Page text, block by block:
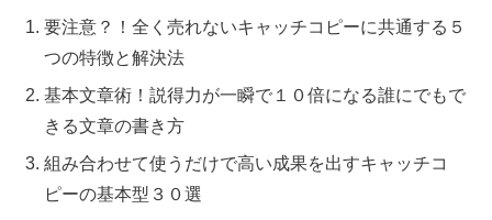
要注意？！全く売れないキャッチコピーに共通する５
つの特徴と解決法
基本文章術！説得力が一瞬で１０倍になる誰にでもで
きる文章の書き方
組み合わせて使うだけで高い成果を出すキャッチコ
ピーの基本型３０選